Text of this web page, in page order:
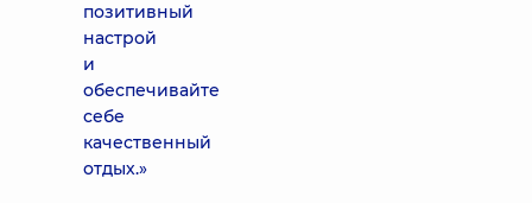
позитивный
настрой
и
обеспечивайте
себе
качественный
отдых.»